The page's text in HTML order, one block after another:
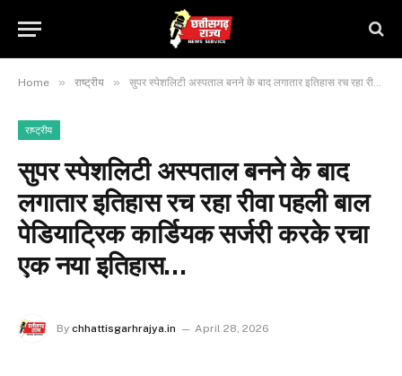
Home » राष्ट्रीय » सुपर स्पेशलिटी अस्पताल बनने के बाद लगातार इतिहास रच रहा रीवा पहली बाल पेडियाट्रिक कार्डियक सर्जरी करके रचा एक नया इतिहास…
राष्ट्रीय
सुपर स्पेशलिटी अस्पताल बनने के बाद
लगातार इतिहास रच रहा रीवा पहली बाल
पेडियाट्रिक कार्डियक सर्जरी करके रचा
एक नया इतिहास…
By chhattisgarhrajya.in April 28, 2026